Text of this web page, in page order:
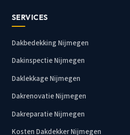
SERVICES
Dakbedekking Nijmegen
Dakinspectie Nijmegen
Daklekkage Nijmegen
Dakrenovatie Nijmegen
Dakreparatie Nijmegen
Kosten Dakdekker Nijmegen